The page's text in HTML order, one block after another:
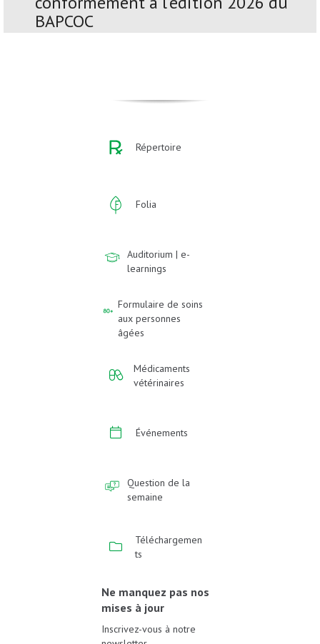
BAPCOC
Répertoire
Folia
Auditorium | e-
learnings
Formulaire de soins
aux personnes
âgées
Médicaments
vétérinaires
Événements
Question de la
semaine
Téléchargemen
ts
Ne manquez pas nos
mises à jour
Inscrivez-vous à notre